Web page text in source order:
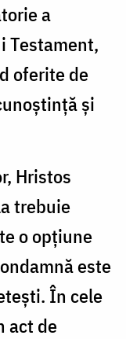
a
Testament,
oferite de
și
Hristos
trebuie
o opțiune
este
În cele
act de